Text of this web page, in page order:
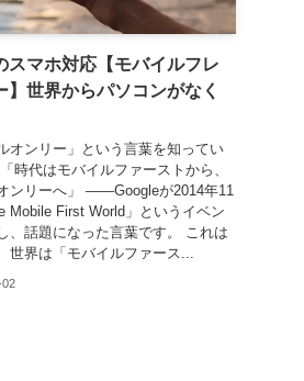
スマホ対応【モバイルフレ
】世界からパソコンがなく
オンリー」という言葉を知ってい
時代はモバイルファーストから、
ンリーへ」 ――Googleが2014年11
Mobile First World」というイベン
、話題になった言葉です。 これは
世界は「モバイルファース...